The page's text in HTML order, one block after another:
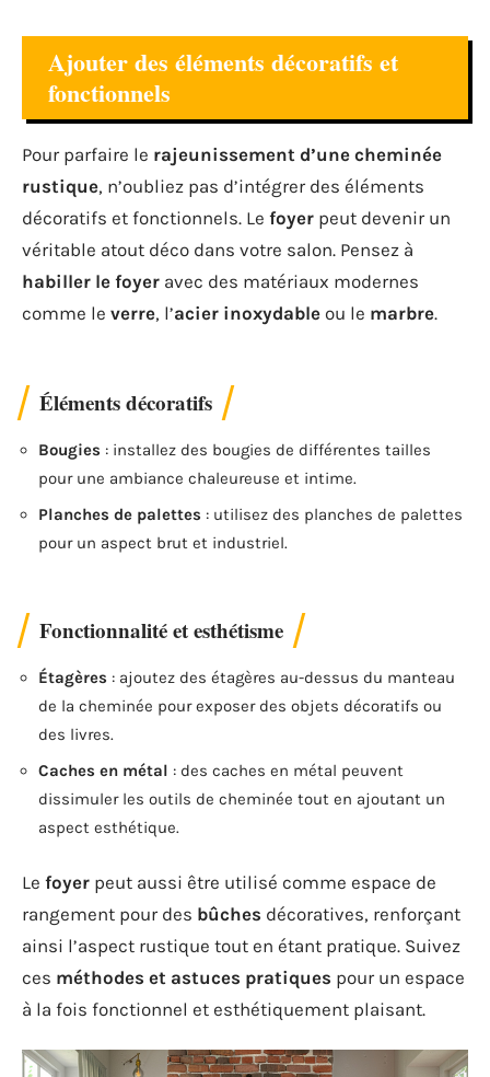
Ajouter des éléments décoratifs et
fonctionnels
Pour parfaire le rajeunissement d’une cheminée
rustique, n’oubliez pas d’intégrer des éléments
décoratifs et fonctionnels. Le foyer peut devenir un
véritable atout déco dans votre salon. Pensez à
habiller le foyer avec des matériaux modernes
comme le verre, l’acier inoxydable ou le marbre.
Éléments décoratifs
Bougies : installez des bougies de différentes tailles
pour une ambiance chaleureuse et intime.
Planches de palettes : utilisez des planches de palettes
pour un aspect brut et industriel.
Fonctionnalité et esthétisme
Étagères : ajoutez des étagères au-dessus du manteau
de la cheminée pour exposer des objets décoratifs ou
des livres.
Caches en métal : des caches en métal peuvent
dissimuler les outils de cheminée tout en ajoutant un
aspect esthétique.
Le foyer peut aussi être utilisé comme espace de
rangement pour des bûches décoratives, renforçant
ainsi l’aspect rustique tout en étant pratique. Suivez
ces méthodes et astuces pratiques pour un espace
à la fois fonctionnel et esthétiquement plaisant.